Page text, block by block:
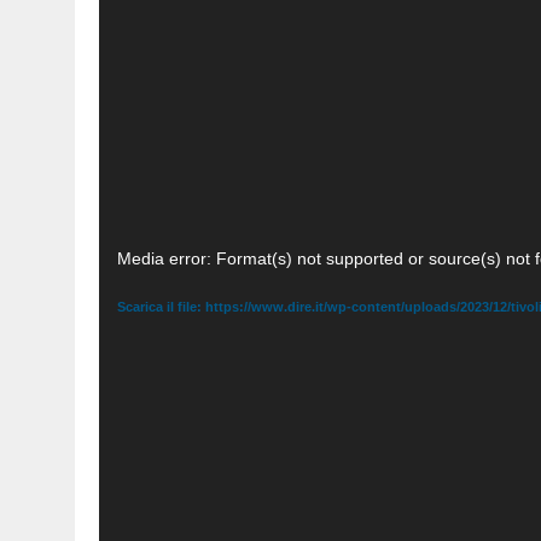
Video
Media error: Format(s) not supported or source(s) not
Scarica il file: https://www.dire.it/wp-content/uploads/2023/12/